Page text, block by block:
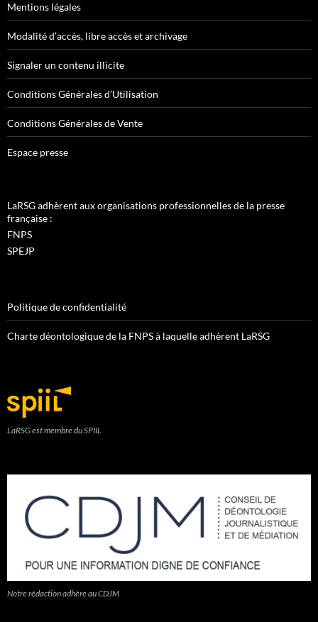
Mentions légales
Modalité d’accès, libre accès et archivage
Signaler un contenu illicite
Conditions Générales d’Utilisation
Conditions Générales de Vente
Espace presse
LaRSG adhèrent aux organisations professionnelles de la presse
française :
FNPS
SPEJP
Politique de confidentialité
Charte déontologique de la FNPS à laquelle adhèrent LaRSG
LaRSG est membre du SPIIL
Notre rédaction adhère au CDJM